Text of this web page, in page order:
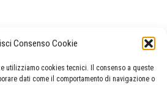
Consenso Cookie
utilizziamo cookies tecnici. Il consenso a queste
dati come il comportamento di navigazione o
338 5714978 (orario apertura Galleria)
13.00)